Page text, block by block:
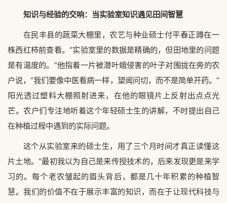
知识与经验的交响：当实验室知识遇见田间智慧
在民丰县的蔬菜大棚里，农艺与种业硕士付平春正蹲在一
株西红柿前查看。“实验室里的数据是精确的，但田地里的问题
是有温度的。”他指着一片被潜叶蛾侵害的叶子对围拢在旁的农
户说，“我们要像中医看病一样，望闻问切，而不是简单开药。”
阳光透过塑料大棚照射进来，在他的眼镜片上反射出点点光
芒。农户们专注地听着这个年轻硕士生的讲解，不时提出自己
在种植过程中遇到的实际问题。
这个从实验室来的硕士生，用了三个月时间才真正读懂这
片土地。“最初我以为自己是来传授技术的，后来发现更是来学
习的。每个老农皱起的眉头背后，都是几十年积累的种植智
慧。我们的价值不在于展示丰富的知识，而在于让现代科技与